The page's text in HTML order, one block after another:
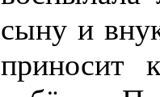
сыну и
приносит